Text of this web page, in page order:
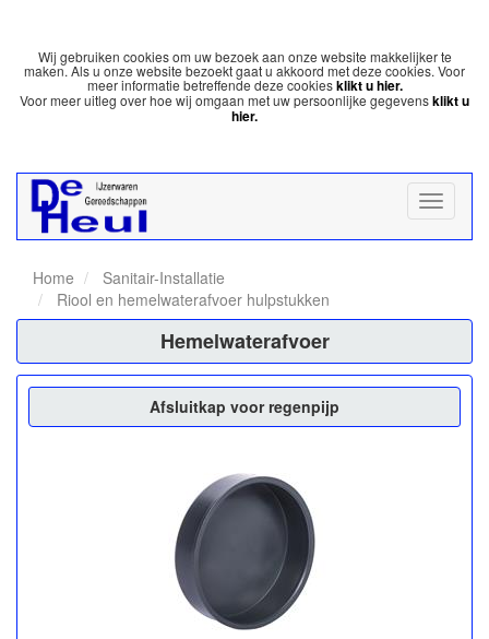
Wij gebruiken cookies om uw bezoek aan onze website makkelijker te
maken. Als u onze website bezoekt gaat u akkoord met deze cookies. Voor
meer informatie betreffende deze cookiesklikt u hier.
Voor meer uitleg over hoe wij omgaan met uw persoonlijke gegevensklikt u
hier.
Home
Sanitair-Installatie
Riool en hemelwaterafvoer hulpstukken
Hemelwaterafvoer
Afsluitkap voor regenpijp